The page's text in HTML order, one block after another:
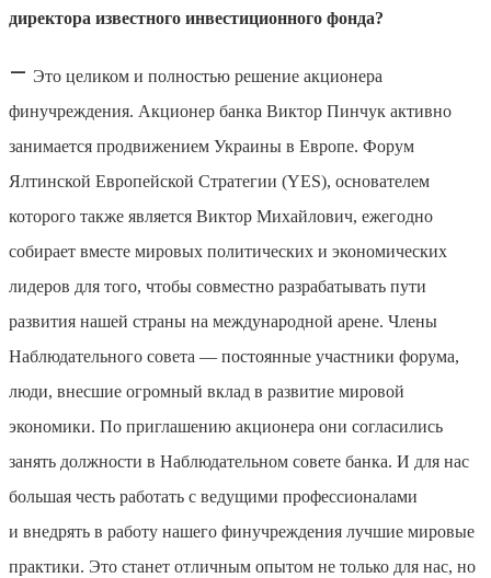
директора известного инвестиционного фонда?
— Это целиком и полностью решение акционера
финучреждения. Акционер банка Виктор Пинчук активно
занимается продвижением Украины в Европе. Форум
Ялтинской Европейской Стратегии (YES), основателем
которого также является Виктор Михайлович, ежегодно
собирает вместе мировых политических и экономических
лидеров для того, чтобы совместно разрабатывать пути
развития нашей страны на международной арене. Члены
Наблюдательного совета — постоянные участники форума,
люди, внесшие огромный вклад в развитие мировой
экономики. По приглашению акционера они согласились
занять должности в Наблюдательном совете банка. И для нас
большая честь работать с ведущими профессионалами
и внедрять в работу нашего финучреждения лучшие мировые
практики. Это станет отличным опытом не только для нас, но